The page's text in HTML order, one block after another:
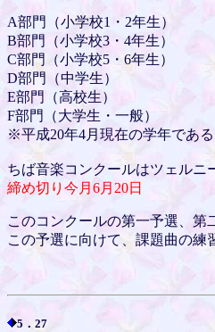
A部門（小学校1・2年生）
B部門（小学校3・4年生）
C部門（小学校5・6年生）
D部門（中学生）
E部門（高校生）
F部門（大学生・一般）
※平成20年4月現在の学年である
ちば音楽コンクールはツェルニ
締め切り今月6月20日
このコンクールの第一予選、第
この予選に向けて、課題曲の練
5．27